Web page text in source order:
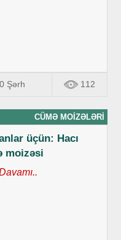
0 Şərh 112
CÜMƏ MOIZƏLƏRI
üçün: Hacı
moizəsi